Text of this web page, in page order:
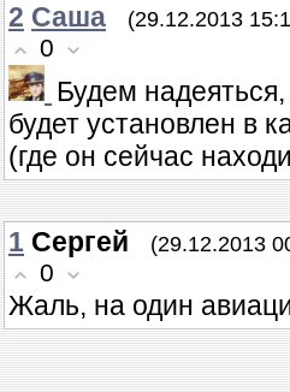
2 Саша (29.12.2013
0
Будем
будет установлен в
(где он сейчас
1 Сергей (29.12.2013
0
Жаль, на один